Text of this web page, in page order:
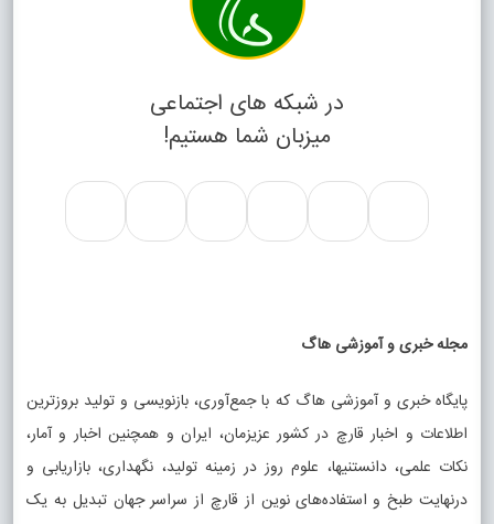
در شبکه های اجتماعی
میزبان شما هستیم!
مجله خبری و آموزشی هاگ
پایگاه خبری و آموزشی هاگ که با جمع‌آوری، بازنویسی و تولید بروزترین
اطلاعات و اخبار قارچ در کشور عزیزمان، ایران و همچنین اخبار و آمار،
نکات علمی، دانستنیها، علوم روز در زمینه تولید، نگهداری، بازاریابی و
درنهایت طبخ و استفاده‌های نوین از قارچ از سراسر جهان تبدیل به یک